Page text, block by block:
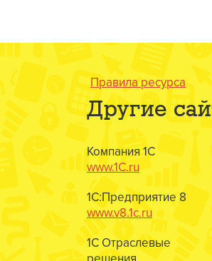
Правила ресурса
Другие
Компания 1С
www.1C.ru
1С:Предприятие 8
www.v8.1c.ru
1С Отраслевые